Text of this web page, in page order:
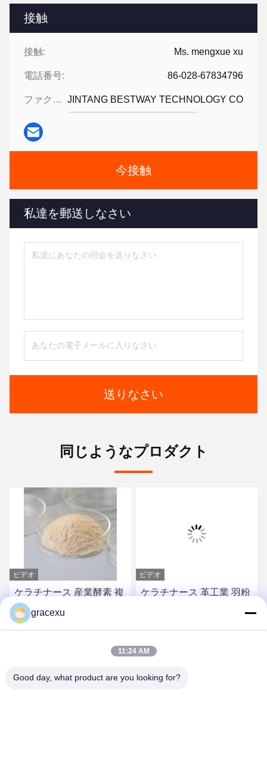
接触
接触: Ms. mengxue xu
電話番号: 86-028-67834796
ファクシミリ: JINTANG BESTWAY TECHNOLOGY CO
今接触
私達を郵送しなさい
送りなさい
同じようなプロダクト
ビデオ
ケラチナース 産業酵素 複
合タンパク質酶
ビデオ
ケラチナース 革工業 羽粉
gracexu
11:24 AM
Good day, what product are you looking for?